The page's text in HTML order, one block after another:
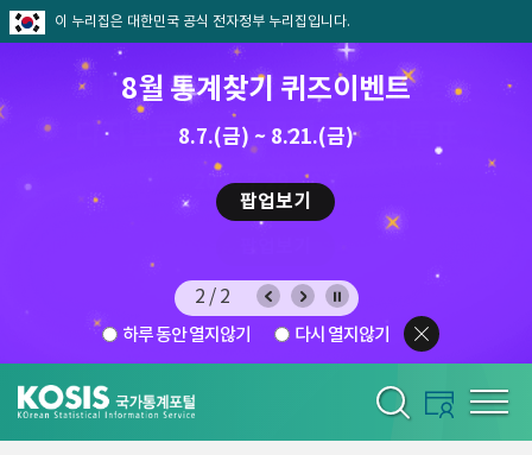
이 누리집은 대한민국 공식 전자정부 누리집입니다.
2026.7.29 ~ 8.7
8월 통계찾기 퀴즈이벤트
8.7.(금) ~ 8.21.(금)
팝업보기
2/2
하루 동안 열지않기 다시 열지않기